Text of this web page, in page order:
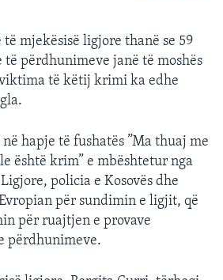
të mjekësisë ligjore thanë se 59
përdhunimeve janë të moshës
viktima të këtij krimi ka edhe
hapje të fushatës ”Ma thuaj me
është krim” e mbështetur nga
policia e Kosovës dhe
për sundimin e ligjit, që
për ruajtjen e provave
përdhunimeve.